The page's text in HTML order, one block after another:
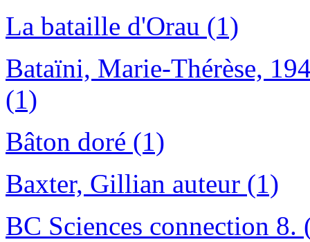
La bataille d'Orau (1)
Bataïni, Marie-Thérèse,
(1)
Bâton doré (1)
Baxter, Gillian auteur (1)
BC Sciences connection 8.